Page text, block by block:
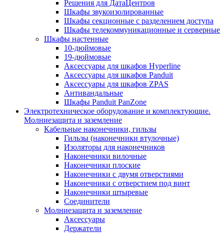
Решения для ДатаЦентров
Шкафы звукоизолированные
Шкафы секционные с разделением доступа
Шкафы телекоммуникационные и серверные
Шкафы настенные
10-дюймовые
19-дюймовые
Аксессуары для шкафов Hyperline
Аксессуары для шкафов Panduit
Аксессуары для шкафов ZPAS
Антивандальные
Шкафы Panduit PanZone
Электротехническое оборудование и комплектующие.
Молниезащита и заземление
Кабельные наконечники, гильзы
Гильзы (наконечники втулочные)
Изоляторы для наконечников
Наконечники вилочные
Наконечники плоские
Наконечники с двумя отверстиями
Наконечники с отверстием под винт
Наконечники штыревые
Соединители
Молниезащита и заземление
Аксессуары
Держатели